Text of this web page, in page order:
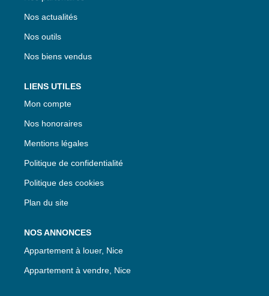
Nos actualités
Nos outils
Nos biens vendus
LIENS UTILES
Mon compte
Nos honoraires
Mentions légales
Politique de confidentialité
Politique des cookies
Plan du site
NOS ANNONCES
Appartement à louer, Nice
Appartement à vendre, Nice